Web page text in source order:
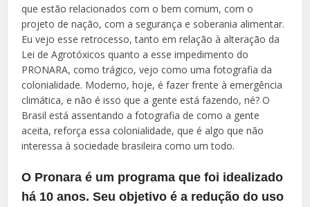
que estão relacionados com o bem comum, com o
projeto de nação, com a segurança e soberania alimentar.
Eu vejo esse retrocesso, tanto em relação à alteração da
Lei de Agrotóxicos quanto a esse impedimento do
PRONARA, como trágico, vejo como uma fotografia da
colonialidade. Moderno, hoje, é fazer frente à emergência
climática, e não é isso que a gente está fazendo, né? O
Brasil está assentando a fotografia de como a gente
aceita, reforça essa colonialidade, que é algo que não
interessa à sociedade brasileira como um todo.
O Pronara é um programa que foi idealizado
há 10 anos. Seu objetivo é a redução do uso